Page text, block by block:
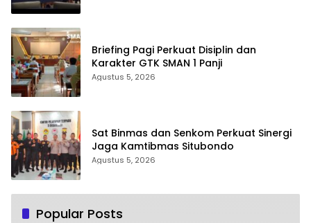
Briefing Pagi Perkuat Disiplin dan
Karakter GTK SMAN 1 Panji
Agustus 5, 2026
Sat Binmas dan Senkom Perkuat Sinergi
Jaga Kamtibmas Situbondo
Agustus 5, 2026
Popular Posts